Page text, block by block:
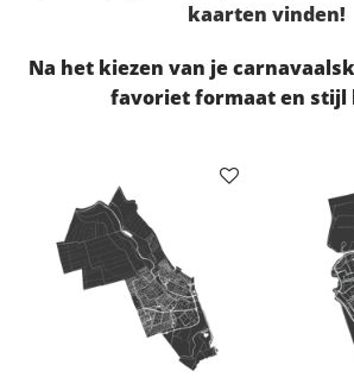
kaarten vinden!
Na het kiezen van je
favoriet formaat en stijl